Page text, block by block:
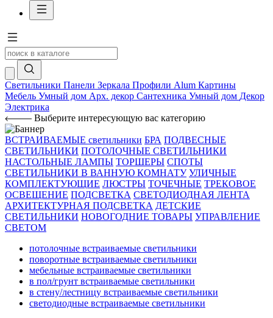
Светильники Панели Зеркала Профили Alum Картины
Мебель Умный дом Арх. декор Сантехника Умный дом Декор
Электрика
Выберите интересующую вас категорию
ВСТРАИВАЕМЫЕ светильники БРА ПОДВЕСНЫЕ
СВЕТИЛЬНИКИ ПОТОЛОЧНЫЕ СВЕТИЛЬНИКИ
НАСТОЛЬНЫЕ ЛАМПЫ ТОРШЕРЫ СПОТЫ
СВЕТИЛЬНИКИ В ВАННУЮ КОМНАТУ УЛИЧНЫЕ
КОМПЛЕКТУЮЩИЕ ЛЮСТРЫ ТОЧЕЧНЫЕ ТРЕКОВОЕ
ОСВЕЩЕНИЕ ПОДСВЕТКА СВЕТОДИОДНАЯ ЛЕНТА
АРХИТЕКТУРНАЯ ПОДСВЕТКА ДЕТСКИЕ
СВЕТИЛЬНИКИ НОВОГОДНИЕ ТОВАРЫ УПРАВЛЕНИЕ
СВЕТОМ
потолочные встраиваемые светильники
поворотные встраиваемые светильники
мебельные встраиваемые светильники
в пол/грунт встраиваемые светильники
в стену/лестницу встраиваемые светильники
светодиодные встраиваемые светильники